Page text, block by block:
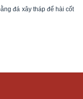
đá xây tháp để hài cốt